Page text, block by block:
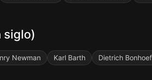
siglo)
Newman Karl Barth Dietrich